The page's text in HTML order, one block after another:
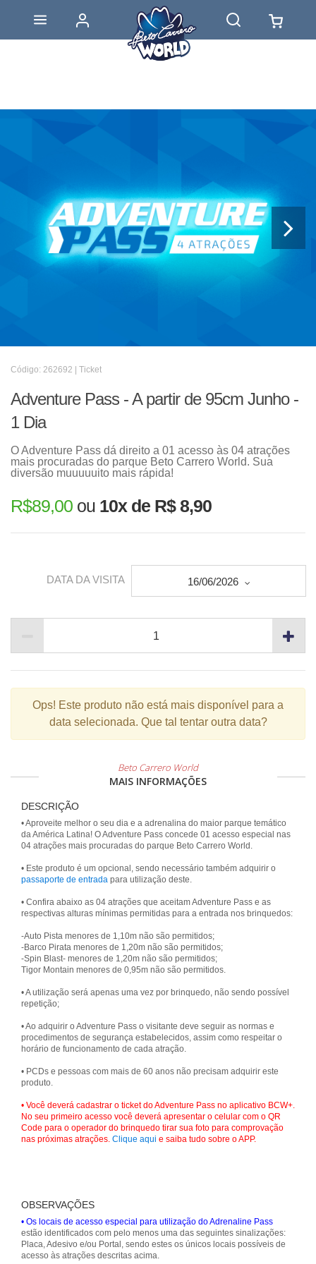
Código: 262692 | Ticket
Adventure Pass - A partir de 95cm Junho -
1 Dia
O Adventure Pass dá direito a 01 acesso às 04 atrações
mais procuradas do parque Beto Carrero World. Sua
diversão muuuuuito mais rápida!
R$89,00 ou 10x de R$ 8,90
DATA DA VISITA 16/06/2026
Ops! Este produto não está mais disponível para a
data selecionada. Que tal tentar outra data?
Beto Carrero World
MAIS INFORMAÇÕES
DESCRIÇÃO
• Aproveite melhor o seu dia e a adrenalina do maior parque temático
da América Latina! O Adventure Pass concede 01 acesso especial nas
04 atrações mais procuradas do parque Beto Carrero World.
• Este produto é um opcional, sendo necessário também adquirir o
passaporte de entrada para utilização deste.
• Confira abaixo as 04 atrações que aceitam Adventure Pass e as
respectivas alturas mínimas permitidas para a entrada nos brinquedos:
-Auto Pista menores de 1,10m não são permitidos;
-Barco Pirata menores de 1,20m não são permitidos;
-Spin Blast- menores de 1,20m não são permitidos;
Tigor Montain menores de 0,95m não são permitidos.
• A utilização será apenas uma vez por brinquedo, não sendo possível
repetição;
• Ao adquirir o Adventure Pass o visitante deve seguir as normas e
procedimentos de segurança estabelecidos, assim como respeitar o
horário de funcionamento de cada atração.
• PCDs e pessoas com mais de 60 anos não precisam adquirir este
produto.
• Você deverá cadastrar o ticket do Adventure Pass no aplicativo BCW+.
No seu primeiro acesso você deverá apresentar o celular com o QR
Code para o operador do brinquedo tirar sua foto para comprovação
nas próximas atrações. Clique aqui e saiba tudo sobre o APP.
OBSERVAÇÕES
• Os locais de acesso especial para utilização do Adrenaline Pass
estão identificados com pelo menos uma das seguintes sinalizações:
Placa, Adesivo e/ou Portal, sendo estes os únicos locais possíveis de
acesso às atrações descritas acima.